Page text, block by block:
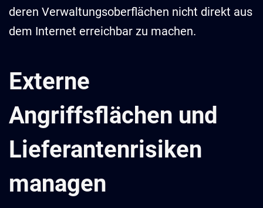
deren Verwaltungsoberflächen nicht direkt aus
dem Internet erreichbar zu machen.
Externe
Angriffsflächen und
Lieferantenrisiken
managen